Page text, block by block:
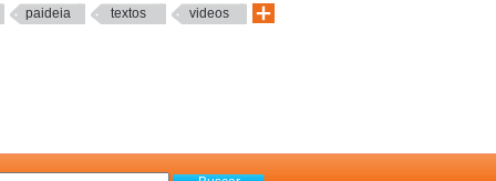
paideia textos videos